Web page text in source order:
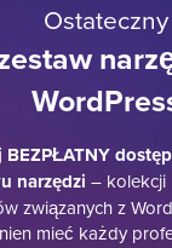
Ostateczny
BEZPŁATNY
narzędzi –
związanych z
mieć każdy